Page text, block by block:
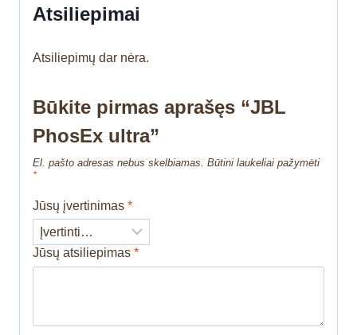
Atsiliepimai
Atsiliepimų dar nėra.
Būkite pirmas aprašęs “JBL
PhosEx ultra”
El. pašto adresas nebus skelbiamas. Būtini laukeliai pažymėti
*
Jūsų įvertinimas *
Jūsų atsiliepimas *